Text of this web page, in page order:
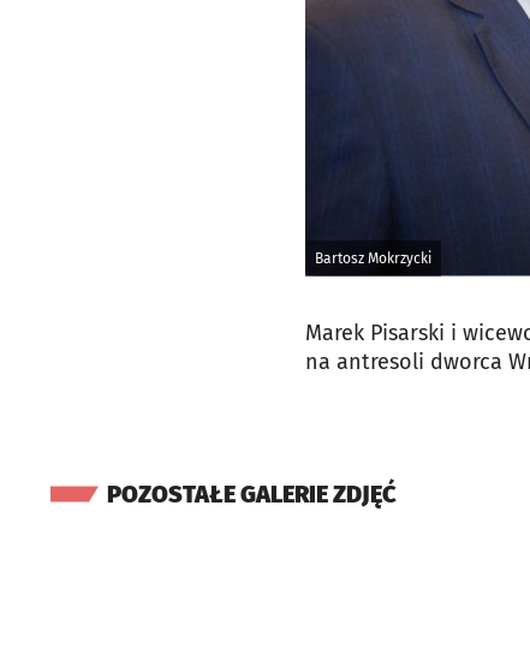
Bartosz Mokrzycki
Marek Pisarski i
na antresoli dworca
POZOSTAŁE GALERIE ZDJĘĆ